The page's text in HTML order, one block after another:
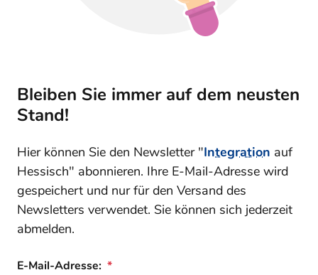
Bleiben Sie immer auf dem neusten
Stand!
Hier können Sie den Newsletter "Integration auf
Hessisch" abonnieren. Ihre E-Mail-Adresse wird
gespeichert und nur für den Versand des
Newsletters verwendet. Sie können sich jederzeit
abmelden.
E-Mail-Adresse: